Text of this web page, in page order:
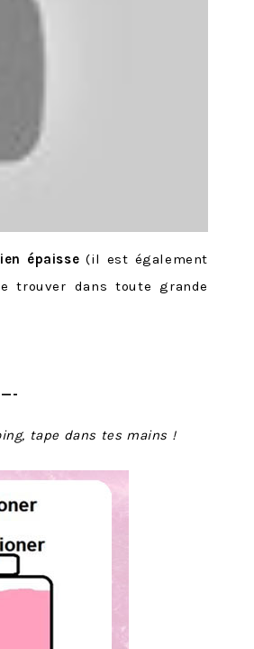
épaisse (il est également
trouver dans toute grande
tape dans tes mains !